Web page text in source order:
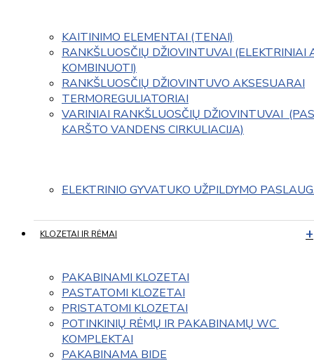
KAITINIMO ELEMENTAI (TENAI)
RANKŠLUOSČIŲ DŽIOVINTUVAI (ELEKTRINIAI
KOMBINUOTI)
RANKŠLUOSČIŲ DŽIOVINTUVO AKSESUARAI
TERMOREGULIATORIAI
VARINIAI RANKŠLUOSČIŲ DŽIOVINTUVAI
KARŠTO VANDENS CIRKULIACIJA)
ELEKTRINIO GYVATUKO UŽPILDYMO
KLOZETAI IR RĖMAI
PAKABINAMI KLOZETAI
PASTATOMI KLOZETAI
PRISTATOMI KLOZETAI
POTINKINIŲ RĖMŲ IR PAKABINAMŲ WC
KOMPLEKTAI
PAKABINAMA BIDE